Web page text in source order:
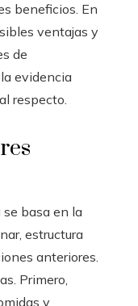
beneficios. En
ventajas y
de
evidencia
respecto.
se basa en la
estructura
anteriores.
Primero,
y